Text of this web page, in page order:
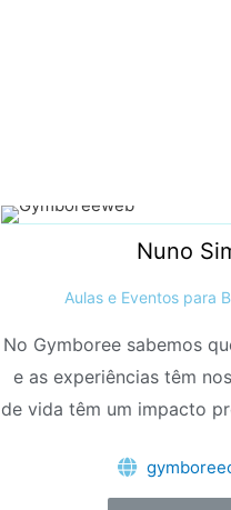
Nuno
Aulas e Eventos para
No Gymboree sabemos
e as experiências têm
de vida têm um impacto